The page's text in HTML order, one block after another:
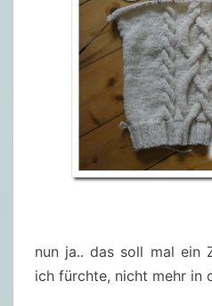
nun ja.. das soll mal ein
ich fürchte, nicht mehr in